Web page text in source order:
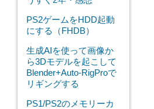
PS2ゲームをHDD起動
にする（FHDB）
生成AIを使って画像か
ら3Dモデルを起こして
Blender+Auto-RigProで
リギングする
PS1/PS2のメモリーカ